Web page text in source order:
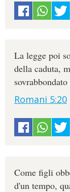
La legge poi
della caduta,
Romani 5:20
Come figli
d'un tempo,